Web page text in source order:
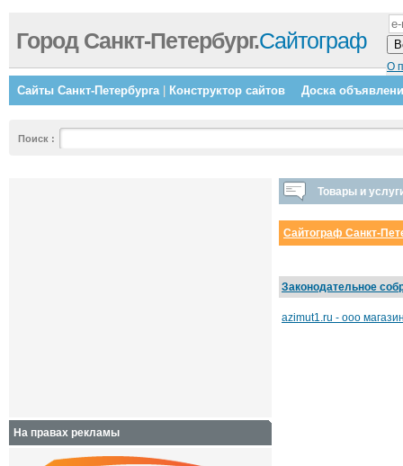
О
Город Санкт-Петербург.Сайтограф
Сайты Санкт-Петербурга| Конструктор сайтов Доска
Поиск :
Товары и
Сайтограф Санкт-
Законодательное
azimut1.ru - ооо
На правах рекламы